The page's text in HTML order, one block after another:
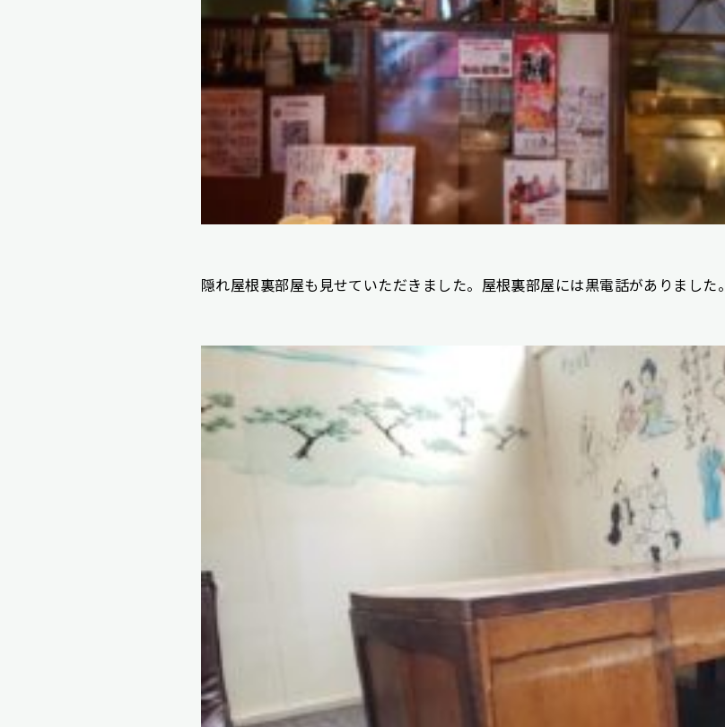
隠れ屋根裏部屋も見せていただきました。屋根裏部屋には黒電話がありました。